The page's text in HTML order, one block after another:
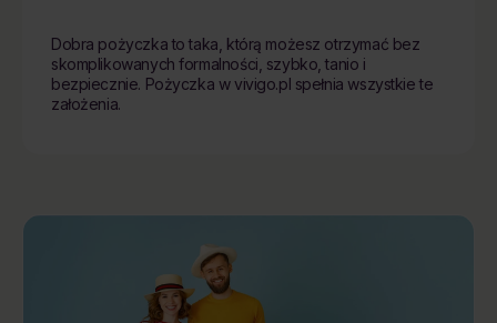
Dobra pożyczka to taka, którą możesz otrzymać bez
skomplikowanych formalności, szybko, tanio i
bezpiecznie. Pożyczka w vivigo.pl spełnia wszystkie te
założenia.